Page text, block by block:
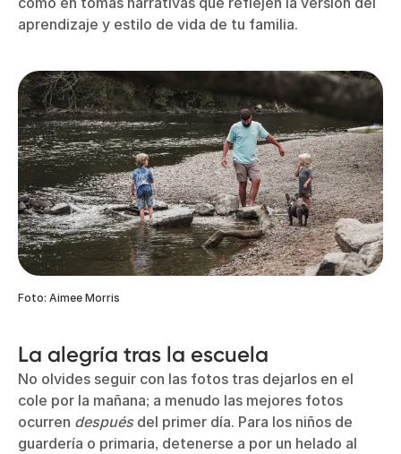
aprendizaje y estilo de vida de tu familia.
Foto: Aimee Morris
La alegría tras la escuela
No olvides seguir con las fotos tras dejarlos en el
cole por la mañana; a menudo las mejores fotos
ocurren despuésdel primer día. Para los niños de
guardería o primaria, detenerse a por un helado al